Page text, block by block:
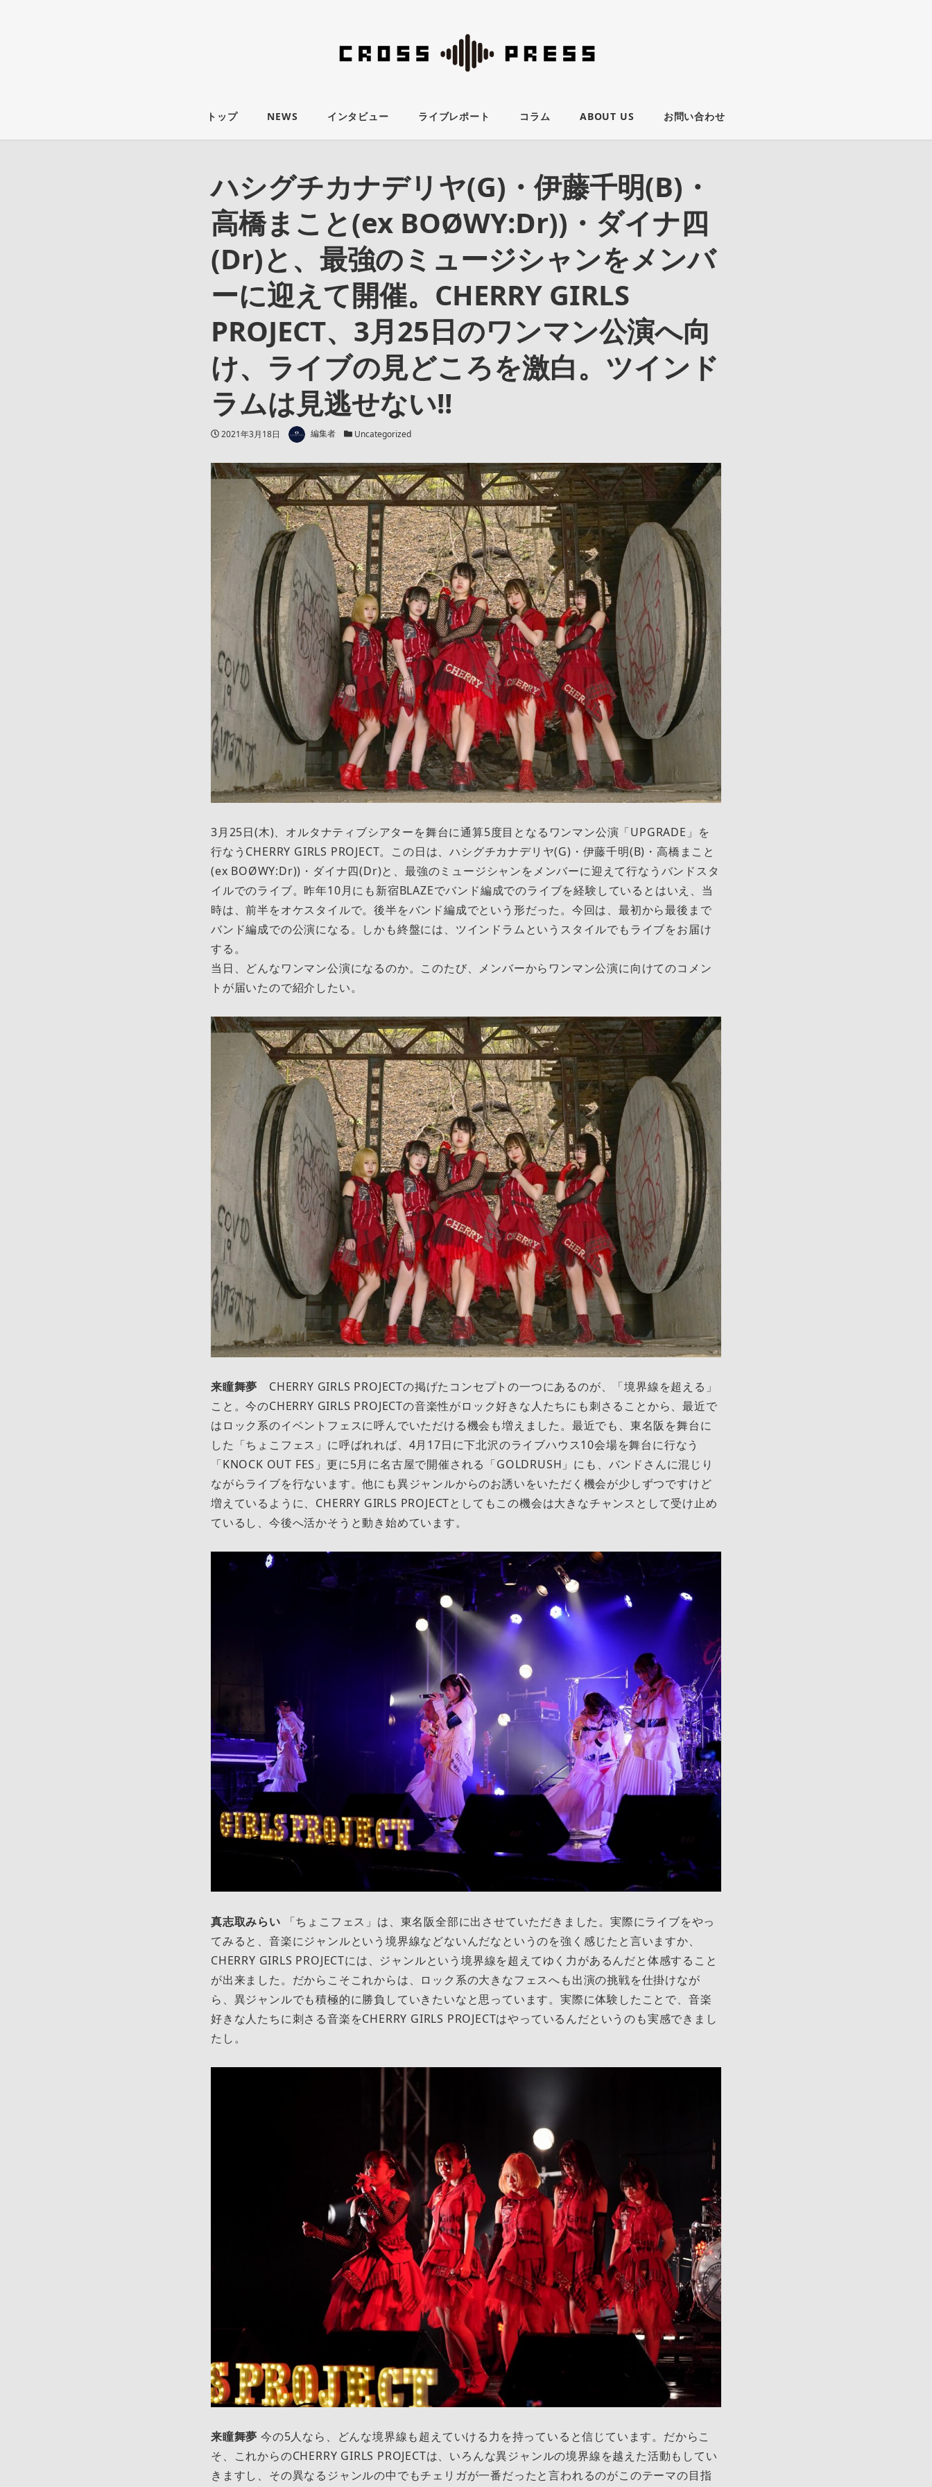
トップ NEWS インタビュー ライブレポート コラム ABOUT US お問い合わせ
ハシグチカナデリヤ(G)・伊藤千明(B)・
高橋まこと(ex BOØWY:Dr))・ダイナ四
(Dr)と、最強のミュージシャンをメンバ
ーに迎えて開催。CHERRY GIRLS
PROJECT、3月25日のワンマン公演へ向
け、ライブの見どころを激白。ツインド
ラムは見逃せない!!
投稿日
2021年3月18日 著者 編集者 カテゴリー
Uncategorized
3月25日(木)、オルタナティブシアターを舞台に通算5度目となるワンマン公演「UPGRADE」を
行なうCHERRY GIRLS PROJECT。この日は、ハシグチカナデリヤ(G)・伊藤千明(B)・高橋まこと
(ex BOØWY:Dr))・ダイナ四(Dr)と、最強のミュージシャンをメンバーに迎えて行なうバンドスタ
イルでのライブ。昨年10月にも新宿BLAZEでバンド編成でのライブを経験しているとはいえ、当
時は、前半をオケスタイルで。後半をバンド編成でという形だった。今回は、最初から最後まで
バンド編成での公演になる。しかも終盤には、ツインドラムというスタイルでもライブをお届け
する。
当日、どんなワンマン公演になるのか。このたび、メンバーからワンマン公演に向けてのコメン
トが届いたので紹介したい。
来瞳舞夢 CHERRY GIRLS PROJECTの掲げたコンセプトの一つにあるのが、「境界線を超える」
こと。今のCHERRY GIRLS PROJECTの音楽性がロック好きな人たちにも刺さることから、最近で
はロック系のイベントフェスに呼んでいただける機会も増えました。最近でも、東名阪を舞台に
した「ちょこフェス」に呼ばれれば、4月17日に下北沢のライブハウス10会場を舞台に行なう
「KNOCK OUT FES」更に5月に名古屋で開催される「GOLDRUSH」にも、バンドさんに混じり
ながらライブを行ないます。他にも異ジャンルからのお誘いをいただく機会が少しずつですけど
増えているように、CHERRY GIRLS PROJECTとしてもこの機会は大きなチャンスとして受け止め
ているし、今後へ活かそうと動き始めています。
真志取みらい 「ちょこフェス」は、東名阪全部に出させていただきました。実際にライブをやっ
てみると、音楽にジャンルという境界線などないんだなというのを強く感じたと言いますか、
CHERRY GIRLS PROJECTには、ジャンルという境界線を超えてゆく力があるんだと体感すること
が出来ました。だからこそこれからは、ロック系の大きなフェスへも出演の挑戦を仕掛けなが
ら、異ジャンルでも積極的に勝負していきたいなと思っています。実際に体験したことで、音楽
好きな人たちに刺さる音楽をCHERRY GIRLS PROJECTはやっているんだというのも実感できまし
たし。
来瞳舞夢 今の5人なら、どんな境界線も超えていける力を持っていると信じています。だからこ
そ、これからのCHERRY GIRLS PROJECTは、いろんな異ジャンルの境界線を越えた活動もしてい
きますし、その異なるジャンルの中でもチェリガが一番だったと言われるのがこのテーマの目指